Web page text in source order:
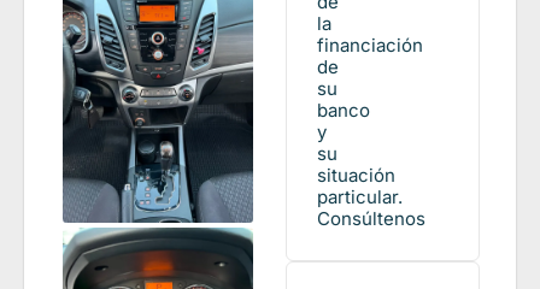
la
financiación
de
su
banco
y
su
situación
particular.
Consúltenos